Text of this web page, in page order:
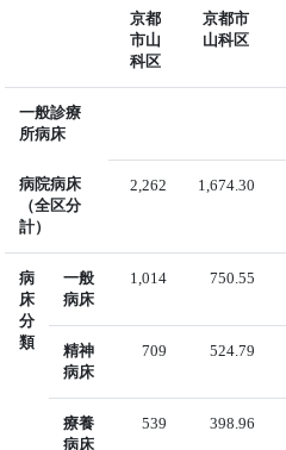
京都
市山
科区
京都市
山科区
一般診療
所病床
病院病床
（全区分
計）
2,262 1,674.30
病
床
分
類
一般
病床
1,014 750.55
精神
病床
709 524.79
療養
病床
539 398.96